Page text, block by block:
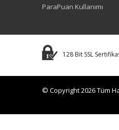
ParaPuan Kullanımı
128 Bit SSL
© Copyright 2026 Tüm